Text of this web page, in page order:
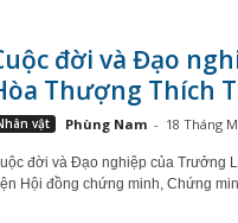
đời và Đạo
Thượng Thích
vật Phùng Nam - 18 Tháng
đời và Đạo nghiệp của Trưởng
Hội đồng chứng minh, Chứng